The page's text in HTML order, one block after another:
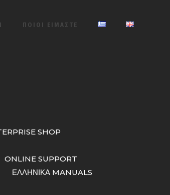
ΠΟΙΟΙ ΕΙΜΑΣΤΕ
SHOP
ONLINE SUPPORT
ΕΛΛΗΝΙΚΆ MANUALS